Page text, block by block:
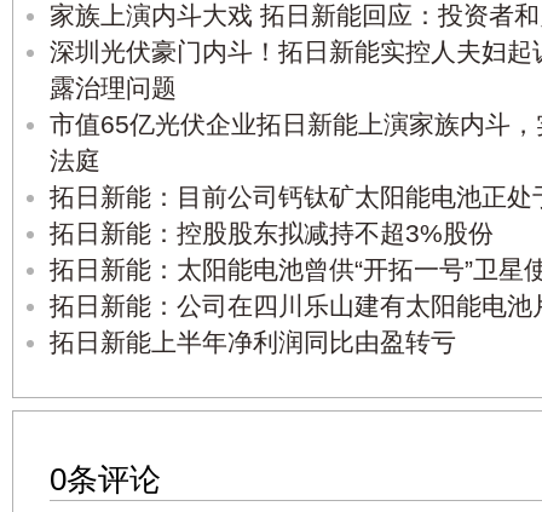
家族上演内斗大戏 拓日新能回应：投资者
深圳光伏豪门内斗！拓日新能实控人夫妇
露治理问题
市值65亿光伏企业拓日新能上演家族内斗
法庭
拓日新能：目前公司钙钛矿太阳能电池正处
拓日新能：控股股东拟减持不超3%股份
拓日新能：太阳能电池曾供“开拓一号”卫星
拓日新能：公司在四川乐山建有太阳能电池
拓日新能上半年净利润同比由盈转亏
0条评论